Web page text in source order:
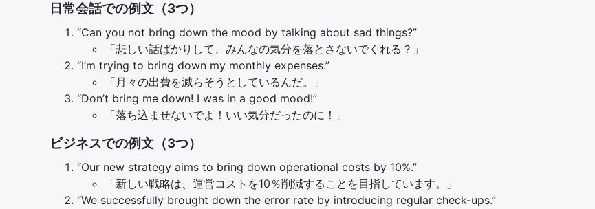
日常会話での例文（3つ）
“Can you not bring down the mood by talking about sad things?”
「悲しい話ばかりして、みんなの気分を落とさないでくれる？」
“I’m trying to bring down my monthly expenses.”
「月々の出費を減らそうとしているんだ。」
“Don’t bring me down! I was in a good mood!”
「落ち込ませないでよ！いい気分だったのに！」
ビジネスでの例文（3つ）
“Our new strategy aims to bring down operational costs by 10%.”
「新しい戦略は、運営コストを10％削減することを目指しています。」
“We successfully brought down the error rate by introducing regular check-ups.”